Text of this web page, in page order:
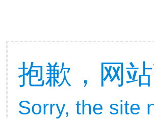
抱歉，网
Sorry, the site